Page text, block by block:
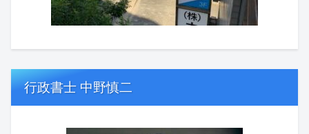
行政書士 中野慎二